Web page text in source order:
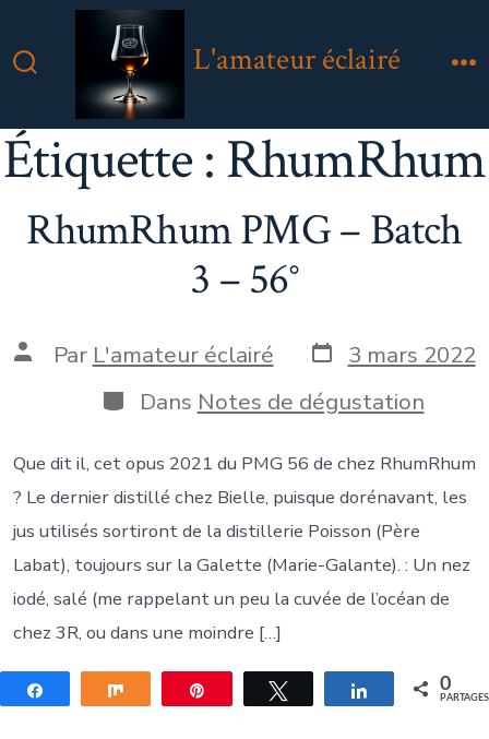
au
Bascule
Rechercher
L'amateur éclairé
Étiquette : RhumRhum
RhumRhum PMG – Batch
3 – 56°
Auteur
publication
Par L'amateur éclairé Date
de
publication
3 mars 2022
Catégories
Dans Notes de dégustation
Que dit il, cet opus 2021 du PMG 56 de chez RhumRhum
? Le dernier distillé chez Bielle, puisque dorénavant, les
jus utilisés sortiront de la distillerie Poisson (Père
Labat), toujours sur la Galette (Marie-Galante). : Un nez
iodé, salé (me rappelant un peu la cuvée de l’océan de
chez 3R, ou dans une moindre […]
Partagez Partagez Tweetez Partagez 0
PARTAGES